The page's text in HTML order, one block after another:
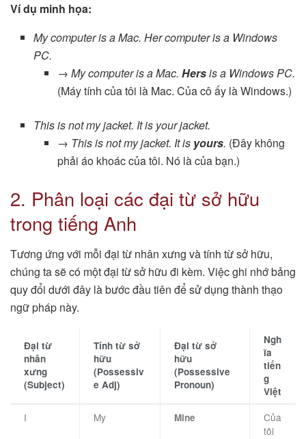
Ví dụ minh họa:
My computer is a Mac. Her computer is a Windows
PC.
→ My computer is a Mac. Hersis a Windows PC.
(Máy tính của tôi là Mac. Của cô ấy là Windows.)
This is not my jacket. It is your jacket.
→ This is not my jacket. It is yours. (Đây không
phải áo khoác của tôi. Nó là của bạn.)
2. Phân loại các đại từ sở hữu
trong tiếng Anh
Tương ứng với mỗi đại từ nhân xưng và tính từ sở hữu,
chúng ta sẽ có một đại từ sở hữu đi kèm. Việc ghi nhớ bảng
quy đổi dưới đây là bước đầu tiên để sử dụng thành thạo
ngữ pháp này.
Đại từ
nhân
xưng
(Subject)
Tính từ sở
hữu
(Possessiv
e Adj)
Đại từ sở
hữu
(Possessive
Pronoun)
Ngh
ĩa
tiến
g
Việt
I My Mine
Của
tôi